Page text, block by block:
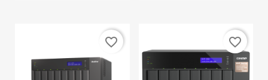
favorite_border favorite_border